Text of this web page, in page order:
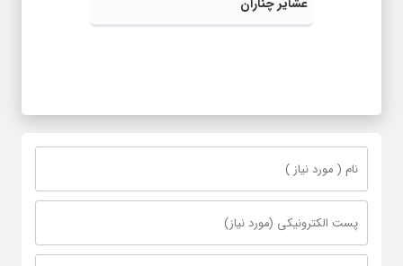
عشایر چناران